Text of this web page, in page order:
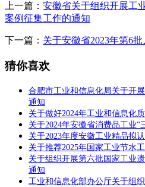
上一篇： 安徽省关于组织开展工
案例征集工作的通知
下一篇： 关于安徽省2023年第6
猜你喜欢
合肥市工业和信息化局关于开
通知
关于做好2024年工业和信息化
关于2024年安徽省消费品工业
关于2023年度安徽工业精品拟
关于推荐2025年国家工业节水
关于组织开展第六批国家工业
通知
工业和信息化部办公厅关于组